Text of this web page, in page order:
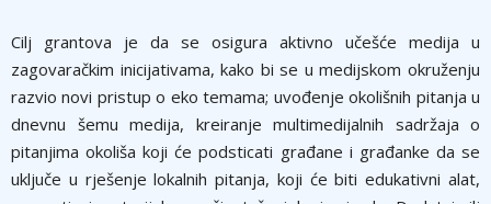
Cilj grantova je da se osigura aktivno učešće medija u
zagovaračkim inicijativama, kako bi se u medijskom okruženju
razvio novi pristup o eko temama; uvođenje okolišnih pitanja u
dnevnu šemu medija, kreiranje multimedijalnih sadržaja o
pitanjima okoliša koji će podsticati građane i građanke da se
uključe u rješenje lokalnih pitanja, koji će biti edukativni alat,